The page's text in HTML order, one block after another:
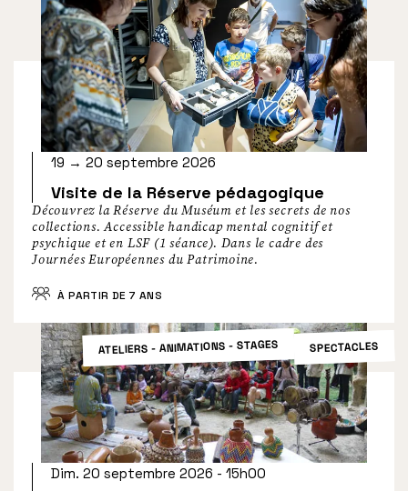
Visite de la Réserve pédagogique
19 → 20 septembre 2026
Découvrez la Réserve du Muséum et les secrets de nos
collections. Accessible handicap mental cognitif et
psychique et en LSF (1 séance). Dans le cadre des
Journées Européennes du Patrimoine.
À PARTIR DE 7 ANS
Dim. 20 septembre 2026 - 15h00
ATELIERS - ANIMATIONS - STAGES SPECTACLES